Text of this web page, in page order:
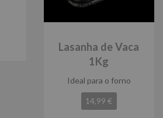
Lasanha de Vaca
1Kg
Ideal para o forno
14,99 €